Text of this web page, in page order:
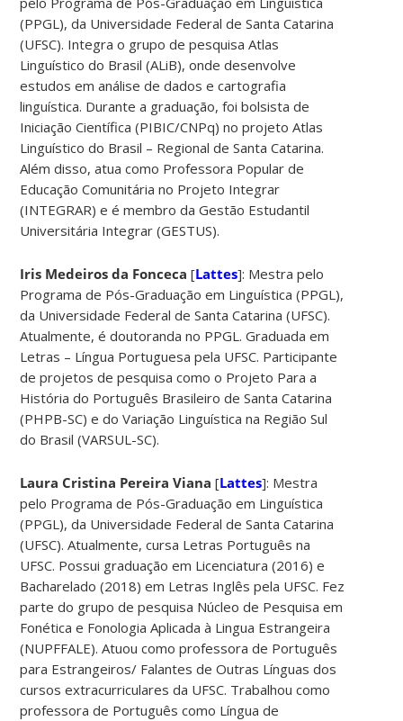
(PPGL), da Universidade Federal de Santa Catarina
(UFSC). Integra o grupo de pesquisa Atlas
Linguístico do Brasil (ALiB), onde desenvolve
estudos em análise de dados e cartografia
linguística. Durante a graduação, foi bolsista de
Iniciação Científica (PIBIC/CNPq) no projeto Atlas
Linguístico do Brasil – Regional de Santa Catarina.
Além disso, atua como Professora Popular de
Educação Comunitária no Projeto Integrar
(INTEGRAR) e é membro da Gestão Estudantil
Universitária Integrar (GESTUS).
Iris Medeiros da Fonceca[Lattes]: Mestra pelo
Programa de Pós-Graduação em Linguística (PPGL),
da Universidade Federal de Santa Catarina (UFSC).
Atualmente, é doutoranda no PPGL. Graduada em
Letras – Língua Portuguesa pela UFSC. Participante
de projetos de pesquisa como o Projeto Para a
História do Português Brasileiro de Santa Catarina
(PHPB-SC) e do Variação Linguística na Região Sul
do Brasil (VARSUL-SC).
Laura Cristina Pereira Viana [Lattes]: Mestra
pelo Programa de Pós-Graduação em Linguística
(PPGL), da Universidade Federal de Santa Catarina
(UFSC). Atualmente, cursa Letras Português na
UFSC. Possui graduação em Licenciatura (2016) e
Bacharelado (2018) em Letras Inglês pela UFSC. Fez
parte do grupo de pesquisa Núcleo de Pesquisa em
Fonética e Fonologia Aplicada à Lingua Estrangeira
(NUPFFALE). Atuou como professora de Português
para Estrangeiros/ Falantes de Outras Línguas dos
cursos extracurriculares da UFSC. Trabalhou como
professora de Português como Língua de